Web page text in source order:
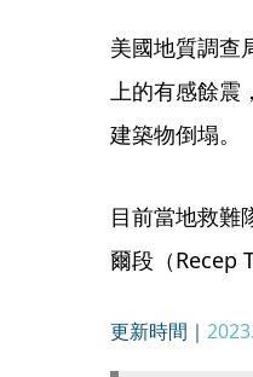
美國地質調查
上的有感餘
建築物倒塌。
目前當地救難
爾段（Recep
更新時間｜